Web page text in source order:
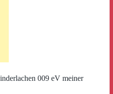
009 eV meiner